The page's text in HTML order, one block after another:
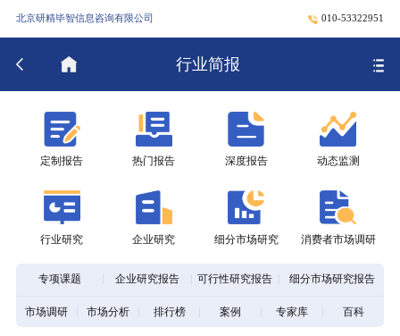
北京研精毕智信息咨询有限公司 010-53322951
行业简报
定制报告 热门报告 深度报告 动态监测
行业研究 企业研究 细分市场研究 消费者市场调研
专项课题 企业研究报告 可行性研究报告 细分市场研究报告
市场调研 市场分析 排行榜 案例 专家库 百科